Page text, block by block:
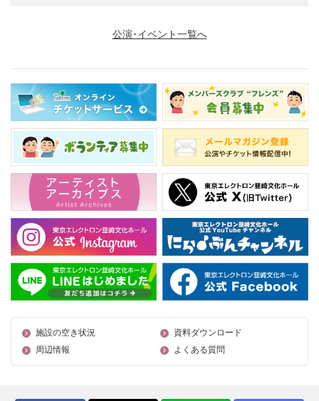
公演･イベント一覧へ
施設の空き状況
資料ダウンロード
周辺情報
よくある質問